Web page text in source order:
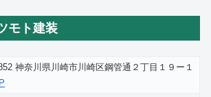
モト建装
神奈川県川崎市川崎区鋼管通２丁目１９ー１